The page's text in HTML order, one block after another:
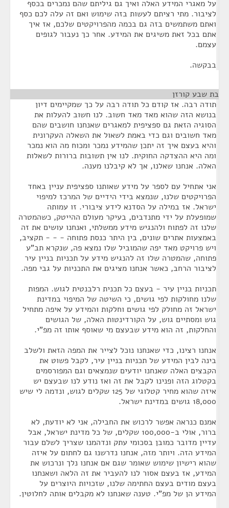
על מאגרי המידע האלה ואיך גם גיליתם שהם נמכרים בכסף
לציבור. מתי רציתם לעשות בזה שימוש ואם זה עלה לכם כסף
ואתם משתמשים בזה גם בכמה מהפרויקטים שלכם, אז איך
אתם בכל זאת משיגים את המידע. אחר כך נעבור לגופים
עצמם.
בבקשה.
בת שבע קורזן
תודה רבה. אז קודם כל תודה רבה על כך שמקיימים דיון
בנושא הזה שהוא מאד מאד חשוב. לנו חשוב להעלות את
הסוגיה הזאת גם ספציפית למאגרים שאנחנו חושבים שהם
מאד חשובים וגם כדי באמת לשאול את השאלה העקרונית
והיא בעצם איך זה יתכן שהמידע נמכר ומכוח מה הוא נמכר
ומה היא ההצדקה החוקית. לנו אין תשובות ברורות לשאלות
האלה. אנחנו שאלנו, אך לא קיבלנו מענה.
אני אתחיל עם לספר על מידע שאותנו ספציפית עניין באחד
הפרויקטים שלנו, שנמצא בידי הידיים של המרכז למיפוי
ישראל. אז במילה על הסדנא לידע ציבורי. זו עמותה
שמופעלת על ידי מתנדבים, בעיקר מעולם ההייטק, כשהמטרה
שלנו זה לפתוח ולהנגיש מידע ממשלתי, ואנחנו עושים את זה
באמצעות אתרים שונים, בין היתר כנסת פתוחה - - - תקציב,
ויש פרויקט מאד יפה שהמוביל שלו נמצא פה, שנקרא תב"ע
פתוחה, שהמטרה שלו זה להנגיש מידע על תכניות בניין עיר
לציבור הרחב, כאשר אנחנו מציגים את התכניות על גבי מפה.
תכניות בניין עיר - בעצם כל תכנית רלבנטית לגוש. המפות
שלנו מחולקות לפי גושים, כי השיטה של המיפוי במדינת
ישראל זה מחולק לפי גושים וחלקות והמידע על איפה מתחיל
גוש ומסתיים גוש, על הקורדינטות האלה, של הגושים
והחלקות, זה הוא מידע שבעצם מי שאוסף אותו זה מפ"י.
אנחנו רצינו, כדי שאנחנו נוכל לצייר את המפה הזאת ולשלב
בינה לבין המידע של תכניות בניין עיר, לקבל פשוט את
הקבצים האלה שאנחנו יודעים שנמצאים וגם המפורסמים
בקטלוג הזה ופנינו לקבל את זה ואז נודע לנו שבעצם יש
איזה שהוא מחיר קטלוגי של 125 שקלים לגוש, ונדמה לי שיש
18,000 גושים במדינת ישראל.
אמנם כנראה אפשר לרכוש את החבילה, אני לא יודעת, לא
ברור, אולי ב-100,000 שקלים, של כל מדינת ישראל, אבל
עדיין מדובר כמובן בסכומי עתק ונדהמנו שצריך לשלם עבור
המידע הזה. ויותר מזה, אנחנו נדרשנו גם לחתום על איזה
שהוא רישיון שימוש שאומר שגם אם אנחנו נלך ונרכוש את
המידע, אז בעצם אסור לנו להעביר את זה הלאה ושאנחנו
בעצם מודים בעצם החתימה שלנו, שזכויות היוצרים על
המידע הן של מפ"י. טענה שאנחנו לא מקבלים אותה לחלוטין.